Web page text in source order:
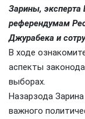
Зарины, эксперта
референдумам
Джурабека и
В ходе
аспекты
выборах.
Назарзода
важного